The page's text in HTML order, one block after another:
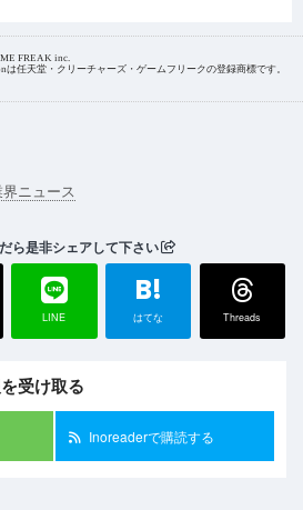
FREAK inc.
は任天堂・クリーチャーズ・ゲームフリークの登録商標です。
界ニュース
ら是非シェアして下さい
LINE
B!
はてな Threads
受け取る
Inoreaderで購読する